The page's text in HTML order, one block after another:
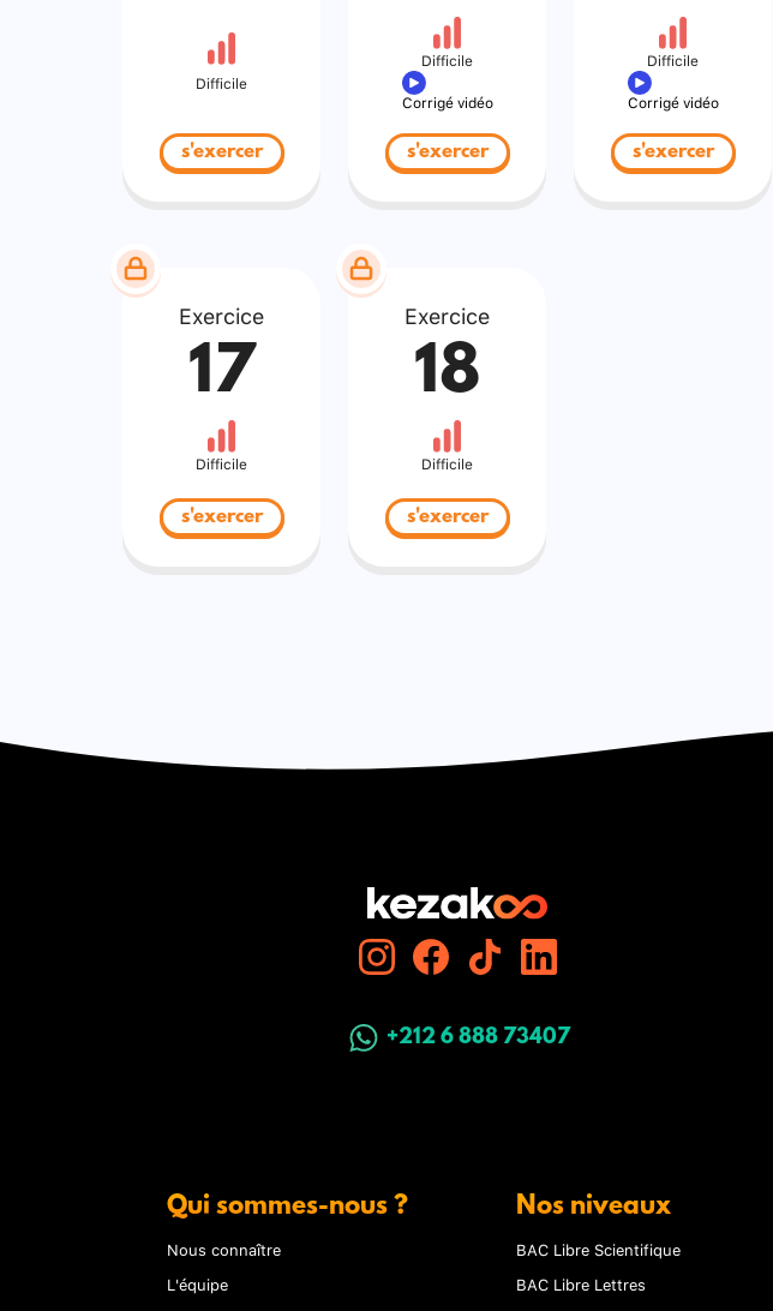
Difficile
s'exercer
Difficile
Corrigé vidéo
s'exercer
Difficile
Corrigé vidéo
s'exercer
Exercice
17
Difficile
s'exercer
Exercice
18
Difficile
s'exercer
+212 6 888 73407
Qui sommes-nous ?
Nous connaître
L'équipe
Nos niveaux
BAC Libre Scientifique
BAC Libre Lettres